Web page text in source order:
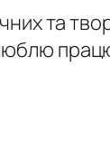
та
люблю